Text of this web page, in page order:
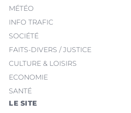
MÉTÉO
INFO TRAFIC
SOCIÉTÉ
FAITS-DIVERS / JUSTICE
CULTURE & LOISIRS
ECONOMIE
SANTÉ
LE SITE